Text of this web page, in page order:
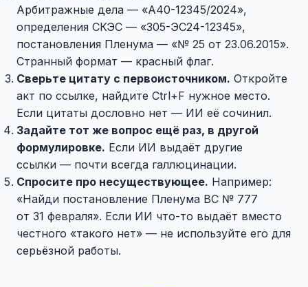
Арбитражные дела — «А40-12345/2024»,
определения СКЭС — «305-ЭС24-12345»,
постановления Пленума — «№ 25 от 23.06.2015».
Странный формат — красный флаг.
Сверьте цитату с первоисточником. Откройте
акт по ссылке, найдите Ctrl+F нужное место.
Если цитаты дословно нет — ИИ её сочинил.
Задайте тот же вопрос ещё раз, в другой
формулировке. Если ИИ выдаёт другие
ссылки — почти всегда галлюцинации.
Спросите про несуществующее. Например:
«Найди постановление Пленума ВС № 777
от 31 февраля». Если ИИ что-то выдаёт вместо
честного «такого нет» — не используйте его для
серьёзной работы.